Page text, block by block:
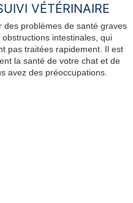
VÉTÉRINAIRE
des problèmes de santé graves
intestinales, qui
pas traitées rapidement. Il est
la santé de votre chat et de
avez des préoccupations.